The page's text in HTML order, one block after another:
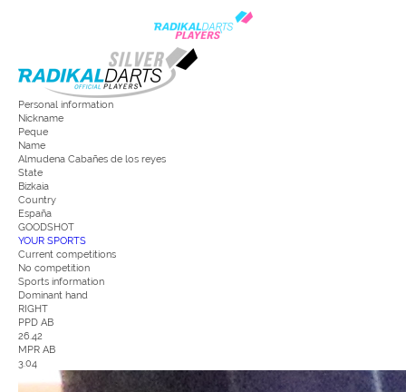
Personal information
Nickname
Peque
Name
Almudena Cabañes de los reyes
State
Bizkaia
Country
España
GOODSHOT
YOUR SPORTS
Current competitions
No competition
Sports information
Dominant hand
RIGHT
PPD AB
26.42
MPR AB
3.04